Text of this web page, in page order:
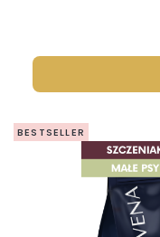
BESTSELLER